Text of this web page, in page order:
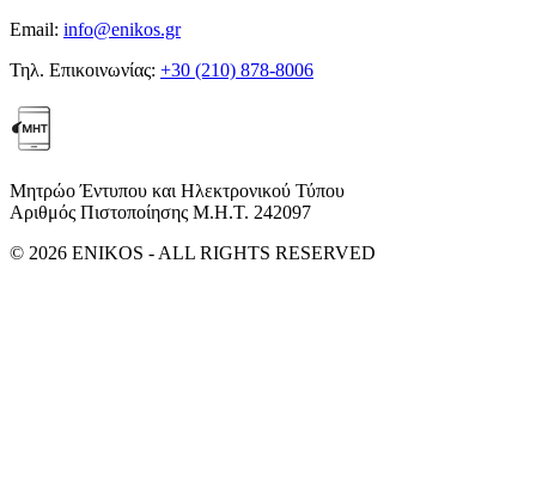
Email: info@enikos.gr
Τηλ. Επικοινωνίας: +30 (210) 878-8006
Μητρώο Έντυπου και Ηλεκτρονικού Τύπου
Αριθμός Πιστοποίησης Μ.Η.Τ. 242097
© 2026 ENIKOS - ALL RIGHTS RESERVED